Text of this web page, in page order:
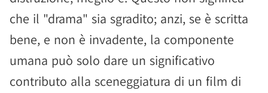
che il "drama" sia sgradito; anzi, se è scritta
bene, e non è invadente, la componente
umana può solo dare un significativo
contributo alla sceneggiatura di un film di